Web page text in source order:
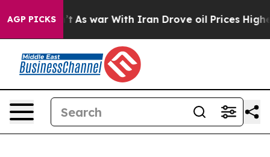
AGP PICKS
Didn’t As war With Iran Drove oil Prices Higher,